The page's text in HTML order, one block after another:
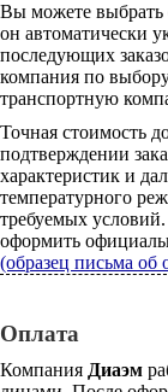
Вы можете выбрать
он автоматически
последующих
компания по
транспортную
Точная стоимость
подтверждении
характеристик и
температурного
требуемых
оформить
(образец письма об
Оплата
Компания Диаэм